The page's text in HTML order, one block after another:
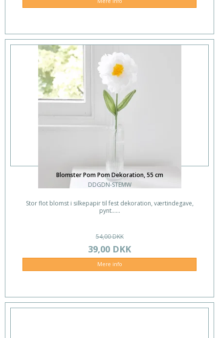
Blomster Pom Pom Dekoration, 55 cm
DDGDN-STEMW
Stor flot blomst i silkepapir til fest dekoration, værtindegave,
pynt......
54,00 DKK
39,00 DKK
Mere info